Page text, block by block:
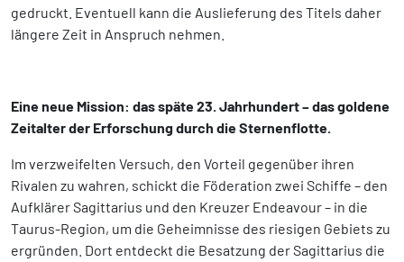
gedruckt. Eventuell kann die Auslieferung des Titels daher
längere Zeit in Anspruch nehmen.
Eine neue Mission: das späte 23. Jahrhundert – das goldene
Zeitalter der Erforschung durch die Sternenflotte.
Im verzweifelten Versuch, den Vorteil gegenüber ihren
Rivalen zu wahren, schickt die Föderation zwei Schiffe – den
Aufklärer Sagittarius und den Kreuzer Endeavour – in die
Taurus-Region, um die Geheimnisse des riesigen Gebiets zu
ergründen. Dort entdeckt die Besatzung der Sagittarius die